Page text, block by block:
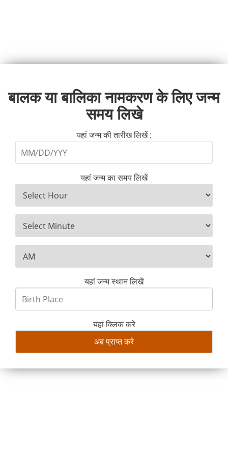
बालक या बालिका नामकरण के लिए जन्म
समय लिखे
यहां जन्म की तारीख लिखें :
यहां जन्म का समय लिखें
यहां जन्म स्थान लिखें
यहां क्लिक करे